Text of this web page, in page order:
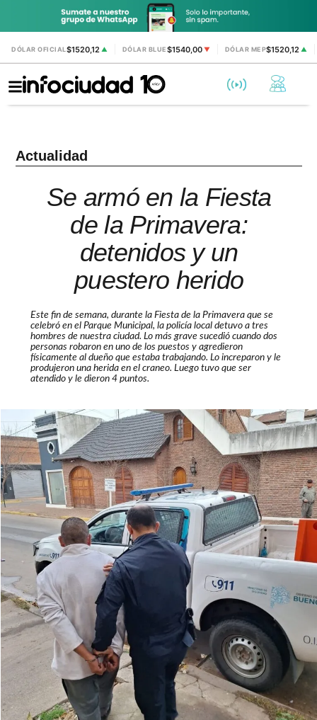
DÓLAR OFICIAL$1520,12 ▲ DÓLAR BLUE$1540,00 ▼ DÓLAR MEP$1520,12 ▲
Actualidad
Se armó en la Fiesta
de la Primavera:
detenidos y un
puestero herido
Este fin de semana, durante la Fiesta de la Primavera que se
celebró en el Parque Municipal, la policía local detuvo a tres
hombres de nuestra ciudad. Lo más grave sucedió cuando dos
personas robaron en uno de los puestos y agredieron
físicamente al dueño que estaba trabajando. Lo increparon y le
produjeron una herida en el craneo. Luego tuvo que ser
atendido y le dieron 4 puntos.